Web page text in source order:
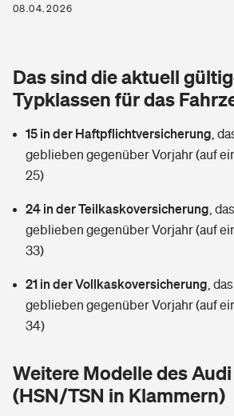
Zur Übersicht
Tools
Wer versichert was: Jetzt Versicherer finden
Sie haben Fragen?
Glasversicherung
Mietkautionsversicherung
Restkreditversicherung
Zur Übersicht
Tools
Wer versichert was: Jetzt Versicherer finden
Kinderunfall­ver­si­che­rung
Kinderinvalidität
Hundehalter-Haftpflicht
Handyversicherung
Musikinstrumentenversicherung
Private Krankenversicherung
Dread-Disease-Versicherung
Tierkrankenversicherung
Zur Übersicht
Tools
Wer versichert was: Jetzt Versicherer
Sie haben Fragen?
Rentenrechner: Wie viel Geld bekomme
08.04.2026
Das sind die aktuell
Typklassen für das
15 in der Haftpflichtversicherung
geblieben gegenüber Vorjahr (auf
25)
24 in der Teilkaskoversicherung
geblieben gegenüber Vorjahr (auf
33)
21 in der Vollkaskoversicherung
geblieben gegenüber Vorjahr (auf
34)
Weitere Modelle des
(HSN/TSN in Klammern)